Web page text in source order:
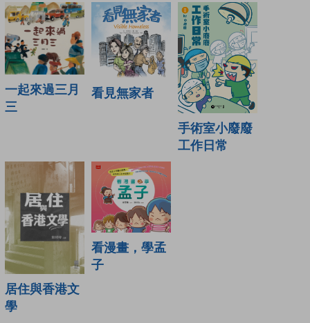
一起來過三月
三
看見無家者
手術室小廢廢
工作日常
居住與香港文
學
看漫畫，學孟
子